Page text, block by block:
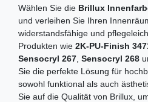
Wählen Sie die Brillux
und verleihen Sie Ihren
widerstandsfähige und
Produkten wie 2K-PU-Finish
Sensocryl 267 Sensocryl 268
Sie die perfekte Lösung für
sowohl funktional als auch
Sie auf die Qualität von Brillux,